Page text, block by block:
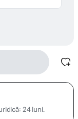
24 luni.